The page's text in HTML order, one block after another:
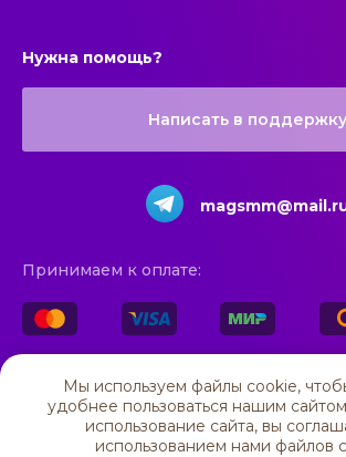
Нужна помощь?
Написать в поддержку
Принимаем к оплате:
ИП Мирзагитова Адиля Рамилевна
ОГРН 325169000118496, ИНН
424000, Республика Марий Эл, г. Йошкар-Ола,
Мы используем файлы cookie,
удобнее пользоваться нашим
использование сайта, вы
использованием нами файлов